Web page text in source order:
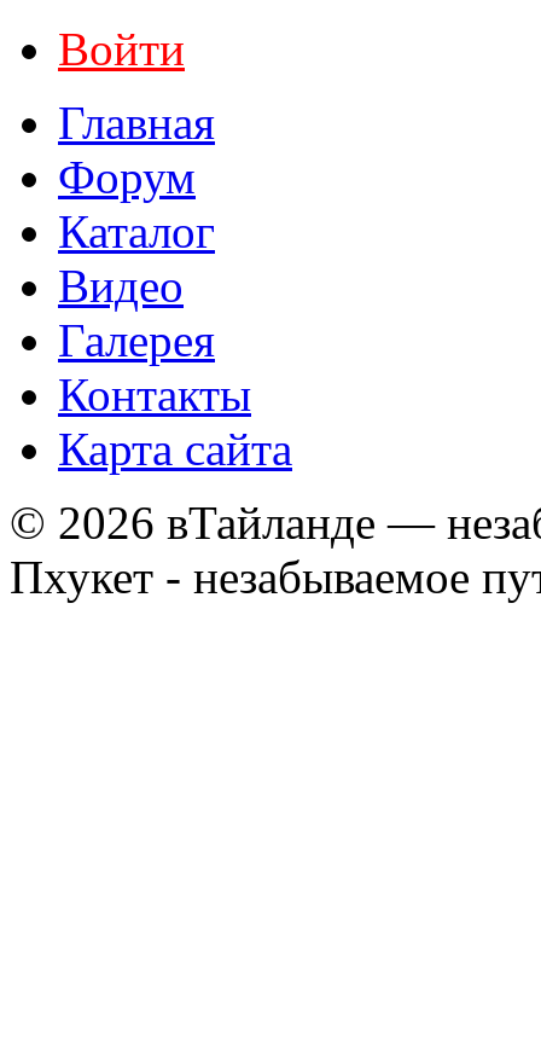
Войти
Главная
Форум
Каталог
Видео
Галерея
Контакты
Карта сайта
© 2026 вТайланде —
Пхукет - незабываемое